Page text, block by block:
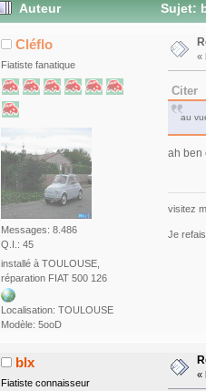
Auteur Sujet:
Cléflo
Fiatiste fanatique
Messages: 8.486
Q.I.: 45
installé à TOULOUSE,
réparation FIAT 500 126
Localisation: TOULOUSE
Modèle: 5ooD
«
Citer
au
ah ben
visitez
Je
blx
Fiatiste connaisseur
«